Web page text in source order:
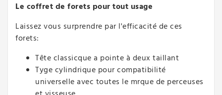
Le coffret de forets pour tout usage
Laissez vous surprendre par l'efficacité de ces
forets:
Tête classicque a pointe à deux taillant
Tyge cylindrique pour compatibilité
universelle avec toutes le mrque de perceuses